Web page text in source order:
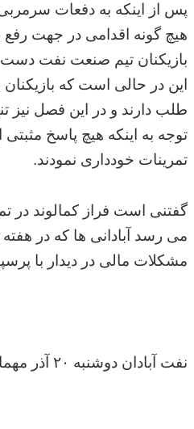
پس از اینکه به دفعات
هیچ گونه اقدامی در جهت
بازیکنان تیم‌ صنعت نفت دست
توجه به اینکه هیچ پاسخ
تمرینات خودداری نمودند.
گفتنی است فراز کمالوند در
می رسد آبادانی ها که در
مشکلات مالی در دیدار با
نفت آبادان دوشنبه ۲۰ آذر مهمان پرسپولیس در ورزشگاه آزادی خواهد بود.